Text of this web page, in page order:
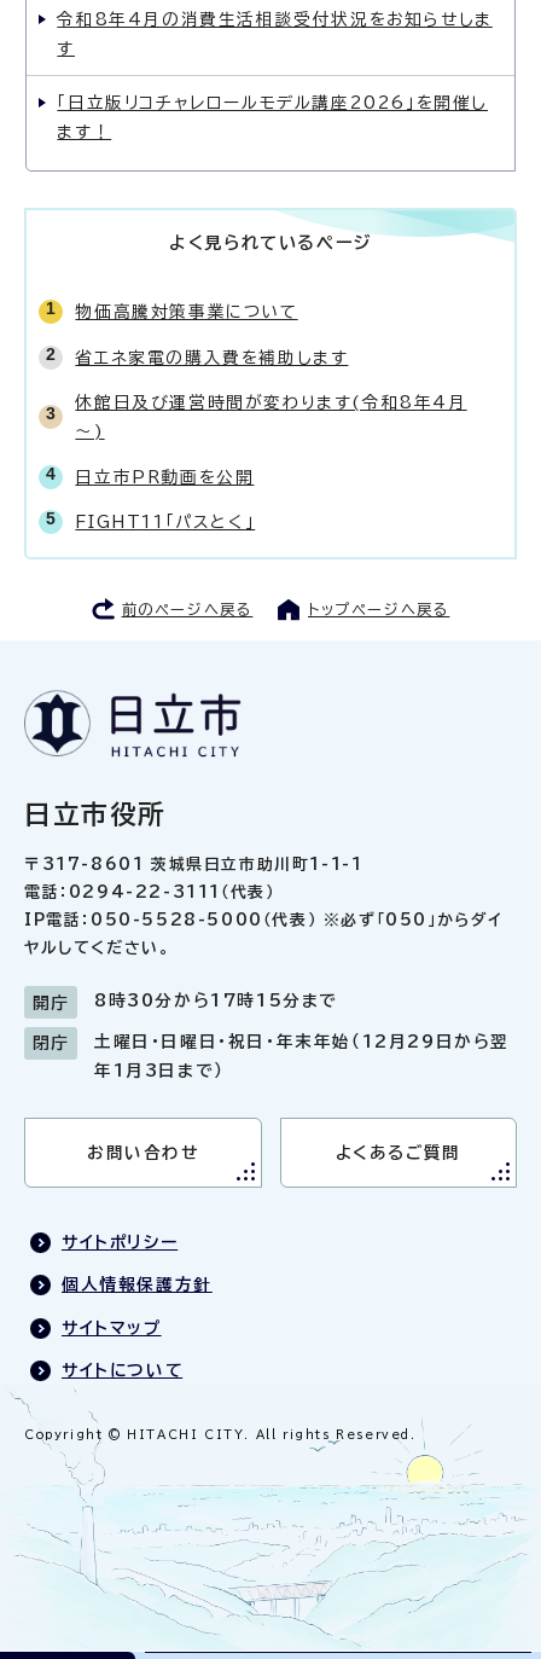
令和8年4月の消費生活相談受付状況をお知らせしま
す
「日立版リコチャレロールモデル講座2026」を開催し
ます！
よく見られているページ
物価高騰対策事業について
省エネ家電の購入費を補助します
休館日及び運営時間が変わります(令和8年4月
～)
日立市PR動画を公開
FIGHT11「パスとく」
前のページへ戻る トップページへ戻る
日立市役所
〒317-8601 茨城県日立市助川町1-1-1
電話：0294-22-3111（代表）
IP電話：050-5528-5000（代表） ※必ず「050」からダイ
ヤルしてください。
開庁 8時30分から17時15分まで
閉庁
土曜日・日曜日・祝日・年末年始（12月29日から翌
年1月3日まで）
お問い合わせ よくあるご質問
サイトポリシー
個人情報保護方針
サイトマップ
サイトについて
Copyright © HITACHI CITY. All rights Reserved.